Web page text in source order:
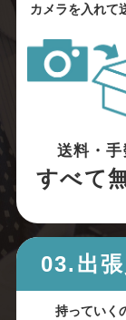
カメラを入れて
送料・
すべて
03.出
持っていく